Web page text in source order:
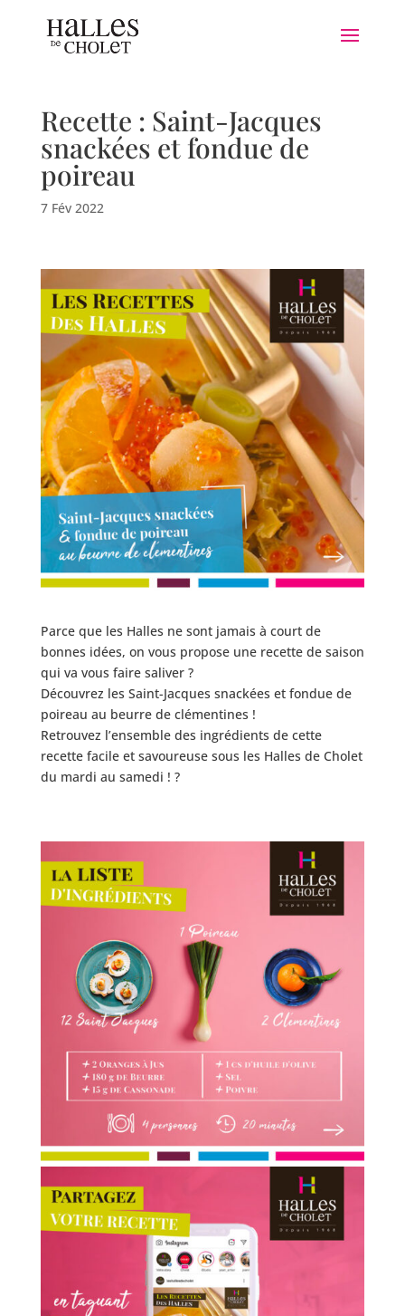
Recette : Saint-Jacques
snackées et fondue de
poireau
7 Fév 2022
Parce que les Halles ne sont jamais à court de
bonnes idées, on vous propose une recette de saison
qui va vous faire saliver ?
Découvrez les Saint-Jacques snackées et fondue de
poireau au beurre de clémentines !
Retrouvez l’ensemble des ingrédients de cette
recette facile et savoureuse sous les Halles de Cholet
du mardi au samedi ! ?